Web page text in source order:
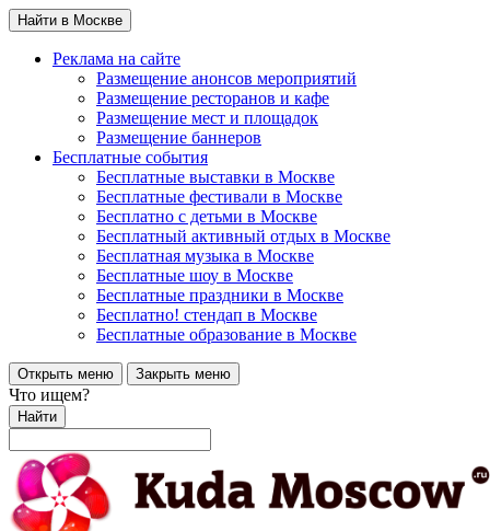
Найти в Москве
Реклама на сайте
Размещение анонсов мероприятий
Размещение ресторанов и кафе
Размещение мест и площадок
Размещение баннеров
Бесплатные события
Бесплатные выставки в Москве
Бесплатные фестивали в Москве
Бесплатно с детьми в Москве
Бесплатный активный отдых в Москве
Бесплатная музыка в Москве
Бесплатные шоу в Москве
Бесплатные праздники в Москве
Бесплатно! стендап в Москве
Бесплатные образование в Москве
Открыть меню Закрыть меню
Что ищем?
Найти